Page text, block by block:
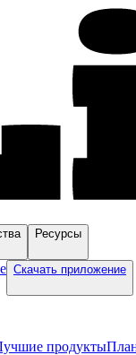
Ресурсы
Скачать приложение
продукты